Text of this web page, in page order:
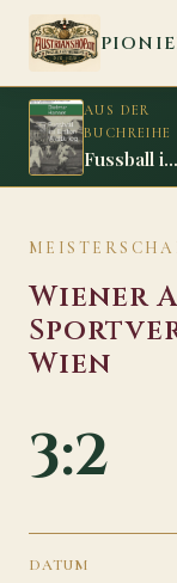
Zum Inhalt
AUS DER
BUCHREIHE
Fussball im Ersten Weltkrieg
Wiener
Wien
3:2
DATUM